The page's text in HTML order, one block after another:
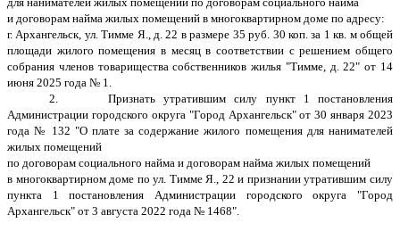
и договорам найма жилых помещений в многоквартирном доме по адресу:
г. Архангельск, ул. Тимме Я., д. 22 в размере 35 руб. 30 коп. за 1 кв. м общей
площади жилого помещения в месяц в соответствии с решением общего
собрания членов товарищества собственников жилья "Тимме, д. 22" от 14
июня 2025 года № 1.
2. Признать утратившим силу пункт 1 постановления
Администрации городского округа "Город Архангельск" от 30 января 2023
года № 132 "О плате за содержание жилого помещения для нанимателей
жилых помещений
по договорам социального найма и договорам найма жилых помещений
в многоквартирном доме по ул. Тимме Я., 22 и признании утратившим силу
пункта 1 постановления Администрации городского округа "Город
Архангельск" от 3 августа 2022 года № 1468".